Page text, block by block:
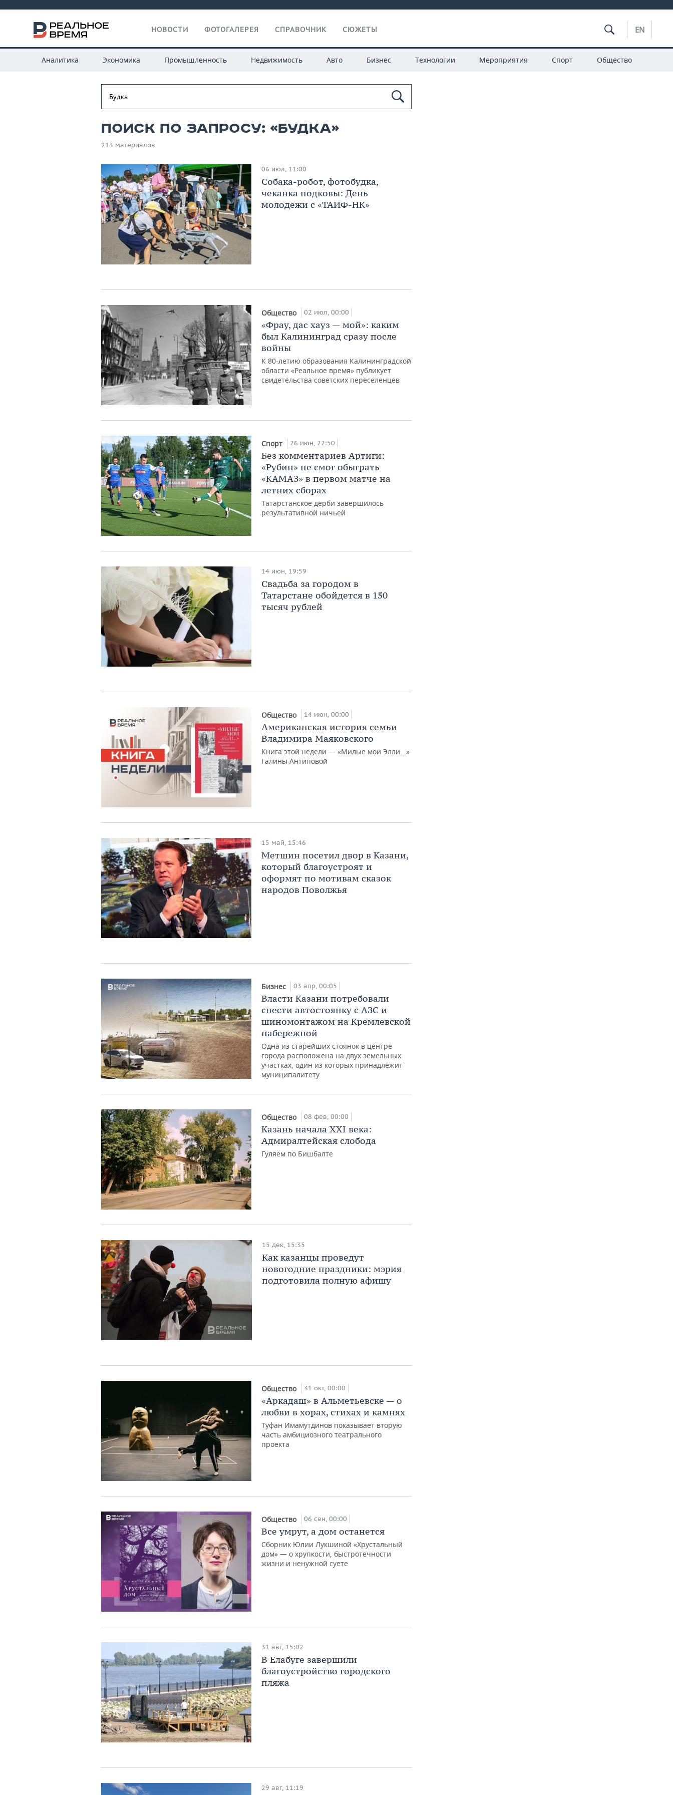
НОВОСТИ ФОТОГАЛЕРЕЯ СПРАВОЧНИК СЮЖЕТЫ EN
Аналитика Экономика Промышленность Недвижимость Авто Бизнес Технологии Мероприятия Спорт Общество
Поиск по запросу: «Будка»
213 материалов
06 июл, 11:00
Собака-робот, фотобудка,
чеканка подковы: День
молодежи с «ТАИФ-НК»
Общество 02 июл, 00:00
«Фрау, дас хауз — мой»: каким
был Калининград сразу после
войны
К 80-летию образования Калининградской
области «Реальное время» публикует
свидетельства советских переселенцев
Спорт 26 июн, 22:50
Без комментариев Артиги:
«Рубин» не смог обыграть
«КАМАЗ» в первом матче на
летних сборах
Татарстанское дерби завершилось
результативной ничьей
14 июн, 19:59
Свадьба за городом в
Татарстане обойдется в 150
тысяч рублей
Общество 14 июн, 00:00
Американская история семьи
Владимира Маяковского
Книга этой недели — «Милые мои Элли...»
Галины Антиповой
15 май, 15:46
Метшин посетил двор в Казани,
который благоустроят и
оформят по мотивам сказок
народов Поволжья
Бизнес 03 апр, 00:05
Власти Казани потребовали
снести автостоянку с АЗС и
шиномонтажом на Кремлевской
набережной
Одна из старейших стоянок в центре
города расположена на двух земельных
участках, один из которых принадлежит
муниципалитету
Общество 08 фев, 00:00
Казань начала XXI века:
Адмиралтейская слобода
Гуляем по Бишбалте
15 дек, 15:35
Как казанцы проведут
новогодние праздники: мэрия
подготовила полную афишу
Общество 31 окт, 00:00
«Аркадаш» в Альметьевске — о
любви в хорах, стихах и камнях
Туфан Имамутдинов показывает вторую
часть амбициозного театрального
проекта
Общество 06 сен, 00:00
Все умрут, а дом останется
Сборник Юлии Лукшиной «Хрустальный
дом» — о хрупкости, быстротечности
жизни и ненужной суете
31 авг, 15:02
В Елабуге завершили
благоустройство городского
пляжа
29 авг, 11:19